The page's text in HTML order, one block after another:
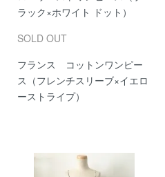
ラック×ホワイト ドット）
SOLD OUT
フランス コットンワンピー
ス（フレンチスリーブ×イエロ
ーストライプ）